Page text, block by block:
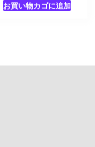
お買い物カゴに追加